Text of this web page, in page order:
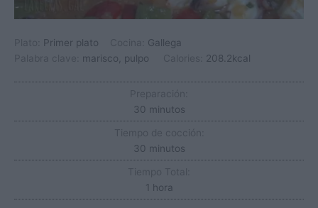
Primer plato
Gallega
marisco, pulpo 208.2kcal
30 minutos
minutos
30 minutos
minutos
1 hora
hora